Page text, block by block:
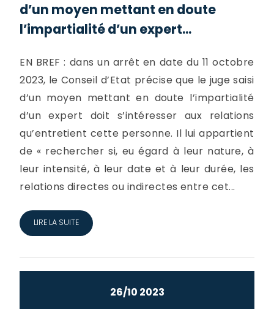
d’un moyen mettant en doute
l’impartialité d’un expert...
EN BREF : dans un arrêt en date du 11 octobre
2023, le Conseil d’Etat précise que le juge saisi
d’un moyen mettant en doute l’impartialité
d’un expert doit s’intéresser aux relations
qu’entretient cette personne. Il lui appartient
de « rechercher si, eu égard à leur nature, à
leur intensité, à leur date et à leur durée, les
relations directes ou indirectes entre cet...
LIRE LA SUITE
26/10 2023